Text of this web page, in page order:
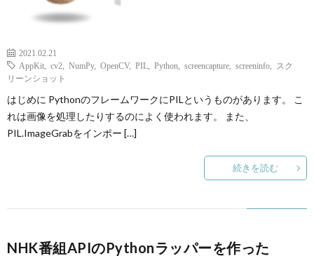
2021.02.21
AppKit
cv2 NumPy, OpenCV, PIL Python screencapture screeninfo
スク
リーンショット
はじめに PythonのフレームワークにPILというものがあります。 こ
れは画像を処理したりするのによく使われます。 また、
PIL.ImageGrabをインポー […]
続きを読む
NHK番組APIのPythonラッパーを作った